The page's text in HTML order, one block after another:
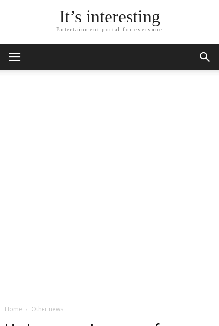
It’s interesting
Entertainment portal for everyone
Home Other news